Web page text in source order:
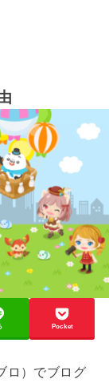
Pocket
ロ）でブログ